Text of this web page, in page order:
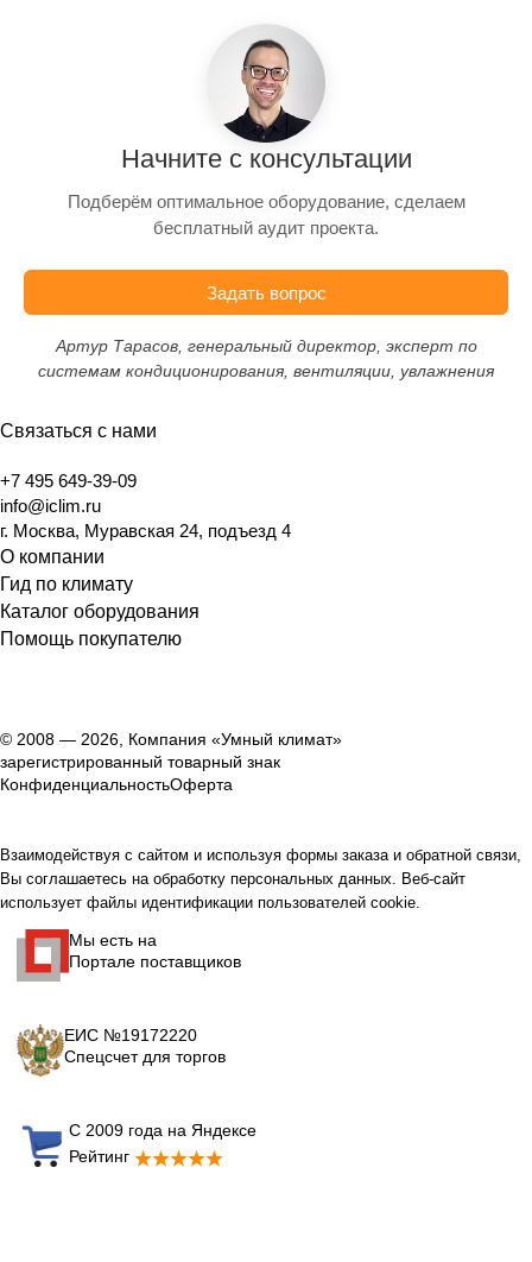
Начните с консультации
Подберём оптимальное оборудование, сделаем
бесплатный аудит проекта.
Задать вопрос
Артур Тарасов, генеральный директор, эксперт по
системам кондиционирования, вентиляции, увлажнения
Связаться с нами
+7 495 649-39-09
info@iclim.ru
г. Москва, Муравская 24, подъезд 4
О компании
Гид по климату
Каталог оборудования
Помощь покупателю
© 2008 — 2026, Компания «Умный климат»
зарегистрированный товарный знак
КонфиденциальностьОферта
Взаимодействуя с сайтом и используя формы заказа и обратной связи,
Вы соглашаетесь на обработку персональных данных. Веб-сайт
использует файлы идентификации пользователей cookie.
Мы есть на
Портале поставщиков
ЕИС №19172220
Спецсчет для торгов
С 2009 года на Яндексе
Рейтинг